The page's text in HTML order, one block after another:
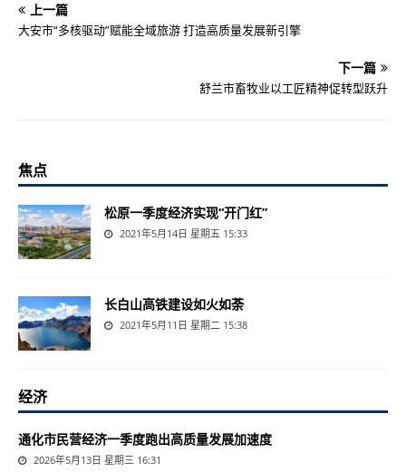
上一篇
大安市“多核驱动”赋能全域旅游 打造高质量发展新引擎
下一篇
舒兰市畜牧业以工匠精神促转型跃升
焦点
松原一季度经济实现“开门红”
2021年5月14日 星期五 15:33
长白山高铁建设如火如荼
2021年5月11日 星期二 15:38
经济
通化市民营经济一季度跑出高质量发展加速度
2026年5月13日 星期三 16:31